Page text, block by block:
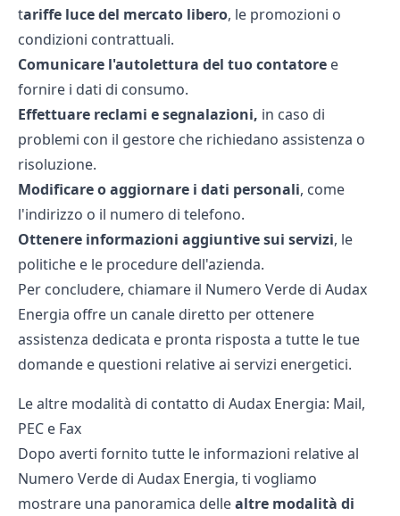
tariffe luce del mercato libero, le promozioni o
condizioni contrattuali.
Comunicare l'autolettura del tuo contatore e
fornire i dati di consumo.
Effettuare reclami e segnalazioni, in caso di
problemi con il gestore che richiedano assistenza o
risoluzione.
Modificare o aggiornare i dati personali, come
l'indirizzo o il numero di telefono.
Ottenere informazioni aggiuntive sui servizi, le
politiche e le procedure dell'azienda.
Per concludere, chiamare il Numero Verde di Audax
Energia offre un canale diretto per ottenere
assistenza dedicata e pronta risposta a tutte le tue
domande e questioni relative ai servizi energetici.
Le altre modalità di contatto di Audax Energia: Mail,
PEC e Fax
Dopo averti fornito tutte le informazioni relative al
Numero Verde di Audax Energia, ti vogliamo
mostrare una panoramica dellealtre modalità di